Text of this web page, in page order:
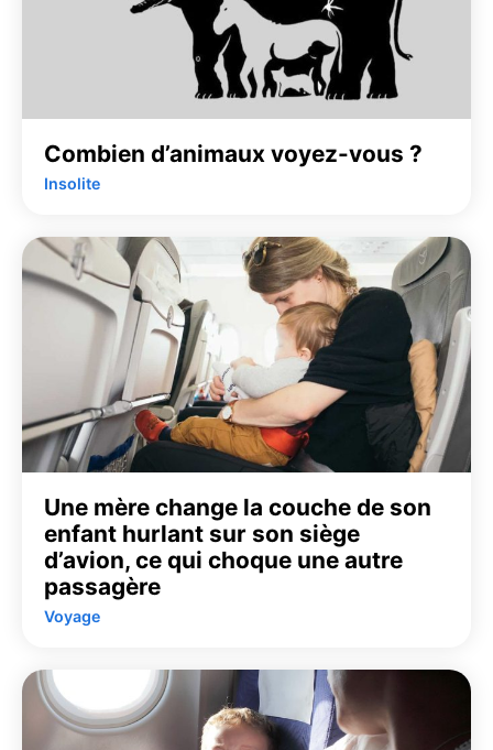
Combien d’animaux voyez-vous ?
Insolite
Une mère change la couche de son
enfant hurlant sur son siège
d’avion, ce qui choque une autre
passagère
Voyage